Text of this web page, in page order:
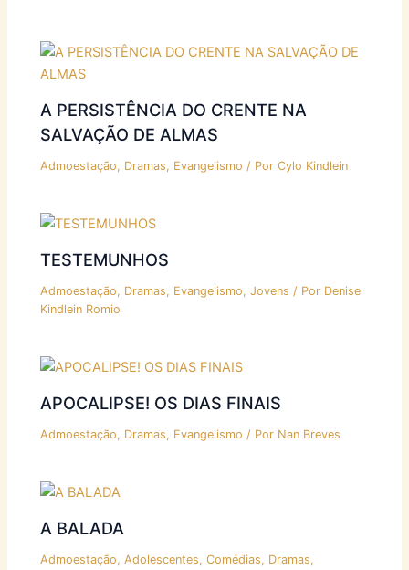
A PERSISTÊNCIA DO CRENTE NA
SALVAÇÃO DE ALMAS
Admoestação, Dramas, Evangelismo / PorCylo Kindlein
TESTEMUNHOS
Admoestação, Dramas, Evangelismo,Jovens / Por Denise
Kindlein Romio
APOCALIPSE! OS DIAS FINAIS
Admoestação, Dramas, Evangelismo / Por Nan Breves
A BALADA
Admoestação,Adolescentes,Comédias, Dramas,